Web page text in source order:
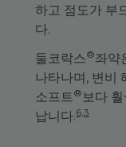
하고 점도가 부
다.
둘코락스®좌약
나타나며, 변비
소프트®보다
납니다.6,3